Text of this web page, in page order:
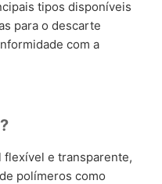
tipos disponíveis
para o descarte
com a
flexível e transparente,
polímeros como